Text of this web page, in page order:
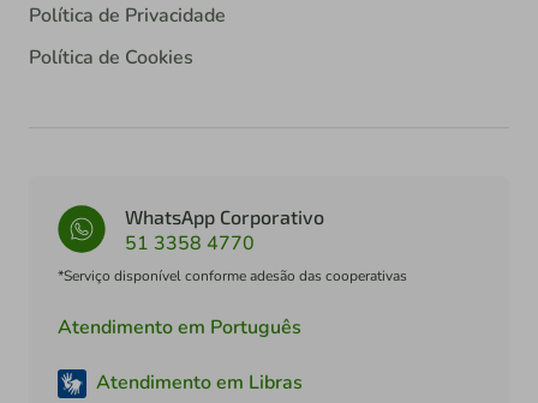
Política de Privacidade
Política de Cookies
WhatsApp Corporativo
51 3358 4770
*Serviço disponível conforme adesão das cooperativas
Atendimento em Português
Atendimento em Libras